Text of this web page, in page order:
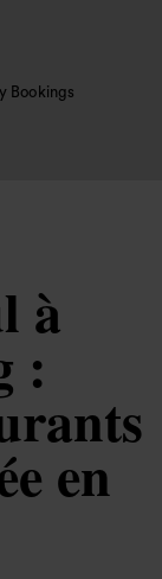
Bookings
à
:
en